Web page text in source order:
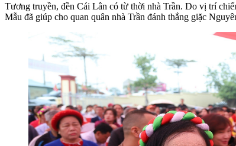
Tương truyền, đền Cái Lân có từ thời nhà Trần. Do vị trí
Mẫu đã giúp cho quan quân nhà Trần đánh thắng giặc